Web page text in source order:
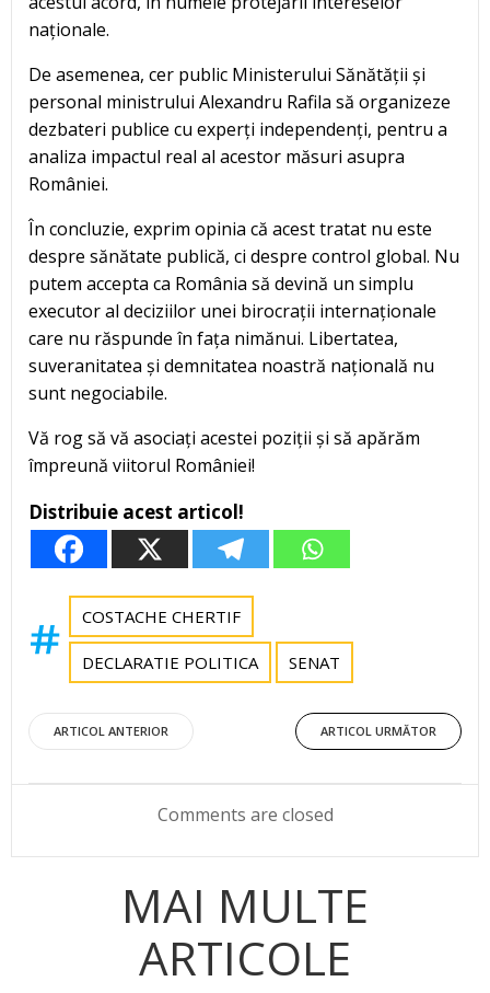
naționale.
De asemenea, cer public Ministerului Sănătății și
personal ministrului Alexandru Rafila să organizeze
dezbateri publice cu experți independenți, pentru a
analiza impactul real al acestor măsuri asupra
României.
În concluzie, exprim opinia că acest tratat nu este
despre sănătate publică, ci despre control global. Nu
putem accepta ca România să devină un simplu
executor al deciziilor unei birocrații internaționale
care nu răspunde în fața nimănui. Libertatea,
suveranitatea și demnitatea noastră națională nu
sunt negociabile.
Vă rog să vă asociați acestei poziții și să apărăm
împreună viitorul României!
Distribuie acest articol!
COSTACHE CHERTIF
DECLARATIE POLITICA SENAT
Post
navigation
ARTICOL ANTERIOR
Post
navigation
ARTICOL URMĂTOR
Comments are closed
MAI MULTE
ARTICOLE